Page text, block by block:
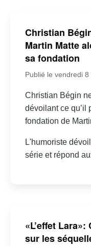
Christian
Martin Matte
sa fondation
Publié le vendredi
Christian Bégin
dévoilant ce qu’il
fondation de
L'humoriste
série et répond
«L’effet
sur les